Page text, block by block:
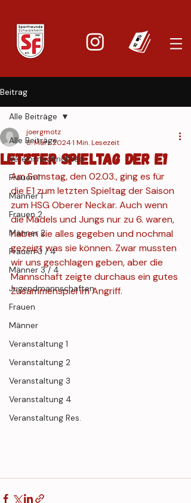
Beitrag
Alle Beiträge
Vereinsnachrichten
Frauen 1
Männer 1
Frauen 2
Männer 2
Frauen 3 / 4
Männer 3 / 4
Jugendmannschaften
Frauen
Männer
Veranstaltung 1
Veranstaltung 2
Veranstaltung 3
Veranstaltung 4
Veranstaltung Res.
Alle Beiträge
Letzter Spieltag der E1
joergmotz
5. März 20241 Min. Lesezeit
Am Samstag, den 02.03., ging es für
die E1 zum letzten Spieltag der Saison
zum HSG Oberer Neckar. Auch wenn
die Mädels und Jungs nur zu 6. waren,
haben sie alles gegeben und nochmal
gezeigt was sie können. Zwar mussten
wir uns geschlagen geben, aber die
Mannschaft zeigte durchaus ein gutes
Zusammenspiel im Angriff.